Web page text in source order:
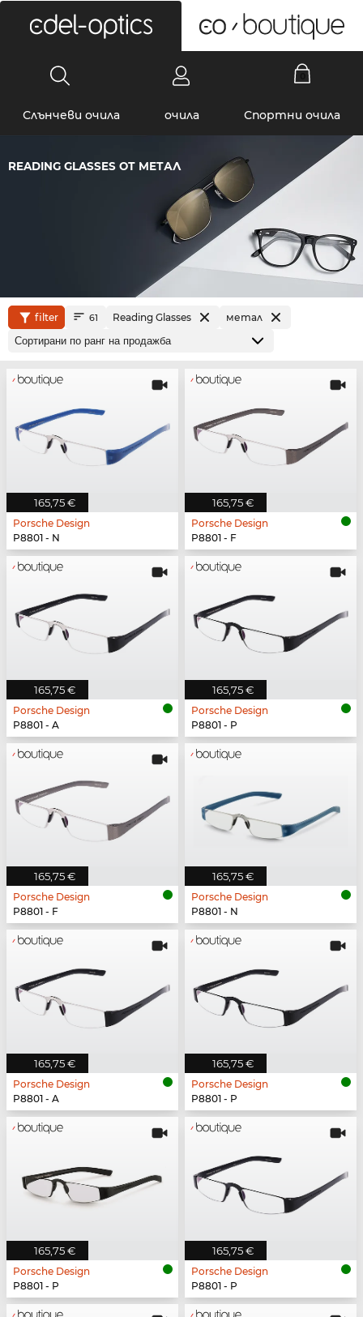
Слънчеви очила очила Спортни очила
READING GLASSES ОТ МЕТАЛ
filter 61 Reading Glasses метал
165,75 €
Porsche Design
P8801 - N
165,75 €
Porsche Design
P8801 - F
165,75 €
Porsche Design
P8801 - A
165,75 €
Porsche Design
P8801 - P
165,75 €
Porsche Design
P8801 - F
165,75 €
Porsche Design
P8801 - N
165,75 €
Porsche Design
P8801 - A
165,75 €
Porsche Design
P8801 - P
165,75 €
Porsche Design
P8801 - P
165,75 €
Porsche Design
P8801 - P